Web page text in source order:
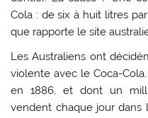
Cola : de six à huit litres
que rapporte le site
Les Australiens ont
violente avec le Coca-
en 1886, et dont un
vendent chaque jour dans